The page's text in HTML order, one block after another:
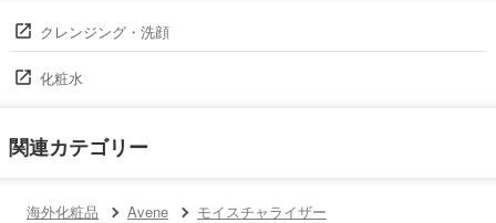
クレンジング・洗顔
化粧水
関連カテゴリー
海外化粧品 Avene モイスチャライザー